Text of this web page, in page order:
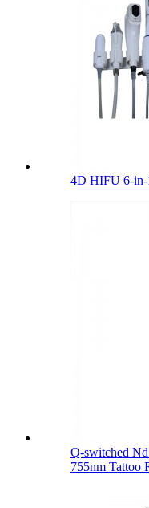
4D HIFU 6-in-
Q-switched
755nm Tattoo